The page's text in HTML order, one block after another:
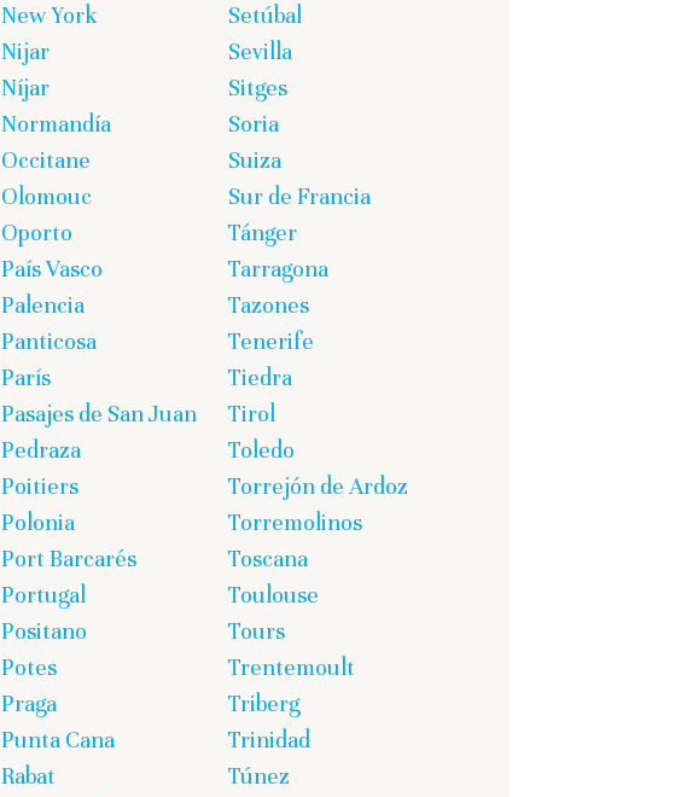
New York
Nijar
Níjar
Normandía
Occitane
Olomouc
Oporto
País Vasco
Palencia
Panticosa
París
Pasajes de San Juan
Pedraza
Poitiers
Polonia
Port Barcarés
Portugal
Positano
Potes
Praga
Punta Cana
Rabat
Setúbal
Sevilla
Sitges
Soria
Suiza
Sur de Francia
Tánger
Tarragona
Tazones
Tenerife
Tiedra
Tirol
Toledo
Torrejón de Ardoz
Torremolinos
Toscana
Toulouse
Tours
Trentemoult
Triberg
Trinidad
Túnez